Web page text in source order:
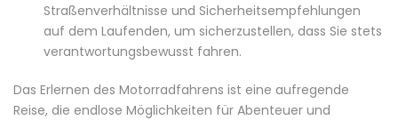
Straßenverhältnisse und Sicherheitsempfehlungen
auf dem Laufenden, um sicherzustellen, dass Sie stets
verantwortungsbewusst fahren.
Das Erlernen des Motorradfahrens ist eine aufregende
Reise, die endlose Möglichkeiten für Abenteuer und